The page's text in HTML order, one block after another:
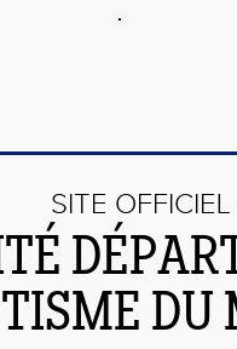
SITE OFFICIEL
DU